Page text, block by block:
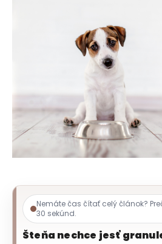
Nemáte čas čítať celý článok?
30 sekúnd.
Šteňa nechce jesť
ť
?